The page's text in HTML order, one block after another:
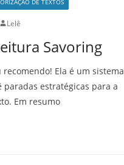
Lelê
Savoring
recomendo! Ela é um sistema
estratégicas para a
Em resumo